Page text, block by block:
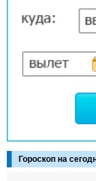
Гороскоп на